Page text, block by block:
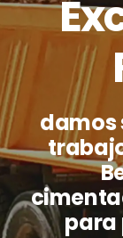
damos
para